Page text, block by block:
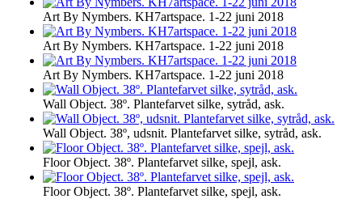
Art By Nymbers. KH7artspace. 1-22 juni 2018
Art By Nymbers. KH7artspace. 1-22 juni 2018
Art By Nymbers. KH7artspace. 1-22 juni 2018
Wall Object. 38º. Plantefarvet silke, sytråd, ask.
Wall Object. 38º, udsnit. Plantefarvet silke, sytråd, ask.
Floor Object. 38º. Plantefarvet silke, spejl, ask.
Floor Object. 38º. Plantefarvet silke, spejl, ask.